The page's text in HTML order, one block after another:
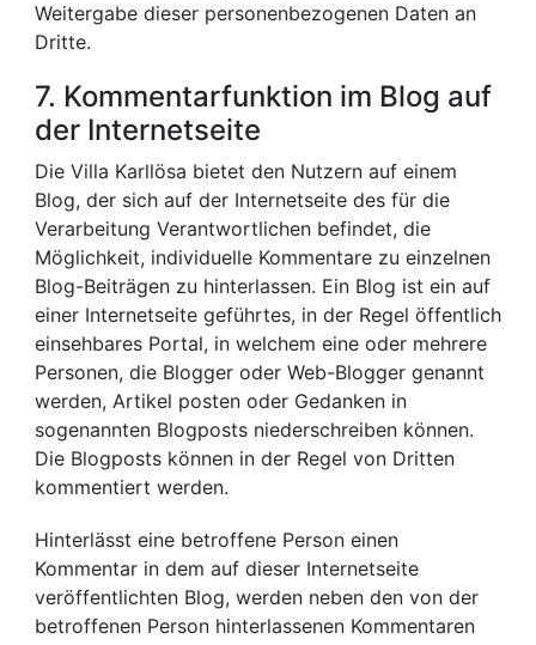
Weitergabe dieser personenbezogenen Daten an
Dritte.
7. Kommentarfunktion im Blog auf
der Internetseite
Die Villa Karllösa bietet den Nutzern auf einem
Blog, der sich auf der Internetseite des für die
Verarbeitung Verantwortlichen befindet, die
Möglichkeit, individuelle Kommentare zu einzelnen
Blog-Beiträgen zu hinterlassen. Ein Blog ist ein auf
einer Internetseite geführtes, in der Regel öffentlich
einsehbares Portal, in welchem eine oder mehrere
Personen, die Blogger oder Web-Blogger genannt
werden, Artikel posten oder Gedanken in
sogenannten Blogposts niederschreiben können.
Die Blogposts können in der Regel von Dritten
kommentiert werden.
Hinterlässt eine betroffene Person einen
Kommentar in dem auf dieser Internetseite
veröffentlichten Blog, werden neben den von der
betroffenen Person hinterlassenen Kommentaren